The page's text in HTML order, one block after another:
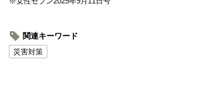
関連キーワード
災害対策